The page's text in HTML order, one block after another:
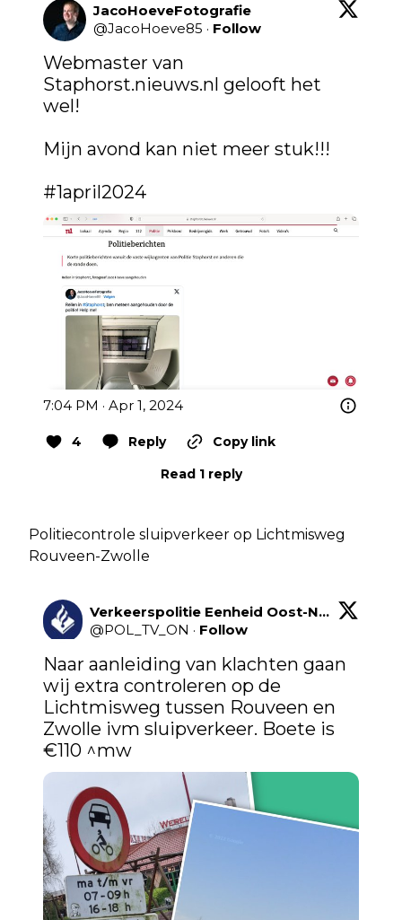
JacoHoeveFotografie
@JacoHoeve85 · Follow
Staphorst.nieuws.nl gelooft het
wel!
Mijn avond kan niet meer stuk!!!
#1april2024
7:04 PM · Apr 1, 2024
4 Reply
Copy link
Read 1 reply
Politiecontrole sluipverkeer op Lichtmisweg
Rouveen-Zwolle
Verkeerspolitie Eenheid Oost-Nederland
@POL_TV_ON · Follow
Naar aanleiding van klachten gaan
wij extra controleren op de
Lichtmisweg tussen Rouveen en
Zwolle ivm sluipverkeer. Boete is
€110 ^mw